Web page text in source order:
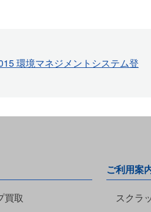
環境マネジメントシステム登
買取
ご利用案
スクラ